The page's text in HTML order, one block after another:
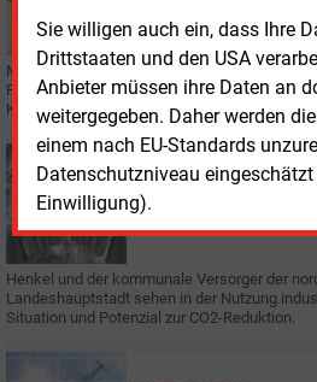
Sie willigen auch ein, dass Ihre
Drittstaaten und den USA
Anbieter müssen ihre Daten an
weitergegeben. Daher werden
einem nach EU-Standards
Datenschutzniveau
Einwilligung).
Mit Blick auf die anstehende COP 27 in
Forschende am 11. ​Oktober in Berlin die
Klimaschutzrecht und -politik auf einer Ike-
HEIZKRAFTWERKE
Industrielle Abwärme
Fernwärme
Henkel und der kommunale Versorger der
Landeshauptstadt sehen in der Nutzung
Situation und Potenzial zur CO2-Reduktion.